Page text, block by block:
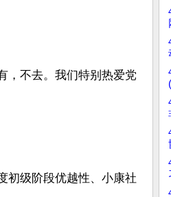
，不去。我们特别热爱党
初级阶段优越性、小康社
(